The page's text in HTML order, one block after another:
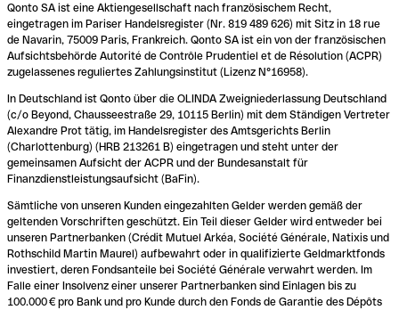
Qonto SA ist eine Aktiengesellschaft nach französischem Recht,
eingetragen im Pariser Handelsregister (Nr. 819 489 626) mit Sitz in 18 rue
de Navarin, 75009 Paris, Frankreich. Qonto SA ist ein von der französischen
Aufsichtsbehörde Autorité de Contrôle Prudentiel et de Résolution (ACPR)
zugelassenes reguliertes Zahlungsinstitut (Lizenz N°16958).
In Deutschland ist Qonto über die OLINDA Zweigniederlassung Deutschland
(c/o Beyond, Chausseestraße 29, 10115 Berlin) mit dem Ständigen Vertreter
Alexandre Prot tätig, im Handelsregister des Amtsgerichts Berlin
(Charlottenburg) (HRB 213261 B) eingetragen und steht unter der
gemeinsamen Aufsicht der ACPR und der Bundesanstalt für
Finanzdienstleistungsaufsicht (BaFin).
Sämtliche von unseren Kunden eingezahlten Gelder werden gemäß der
geltenden Vorschriften geschützt. Ein Teil dieser Gelder wird entweder bei
unseren Partnerbanken (Crédit Mutuel Arkéa, Société Générale, Natixis und
Rothschild Martin Maurel) aufbewahrt oder in qualifizierte Geldmarktfonds
investiert, deren Fondsanteile bei Société Générale verwahrt werden. Im
Falle einer Insolvenz einer unserer Partnerbanken sind Einlagen bis zu
100.000 € pro Bank und pro Kunde durch den Fonds de Garantie des Dépôts